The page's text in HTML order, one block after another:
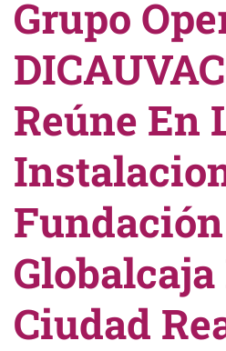
Grupo
Reúne En
Fundación
Globalcaja
Ciudad